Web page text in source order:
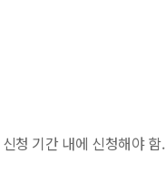
청 기간 내에 신청해야 함.